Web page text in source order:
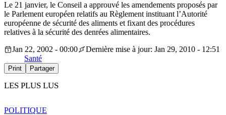
Le 21 janvier, le Conseil a approuvé les amendements proposés par
le Parlement européen relatifs au Règlement instituant l’Autorité
européenne de sécurité des aliments et fixant des procédures
relatives à la sécurité des denrées alimentaires.
Jan 22, 2002 - 00:00
Dernière mise à jour: Jan 29, 2010 - 12:51
Santé
Print Partager
LES PLUS LUS
POLITIQUE